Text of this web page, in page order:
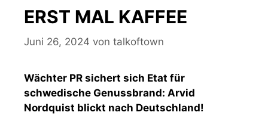
ERST MAL KAFFEE
Juni 26, 2024 von talkoftown
Wächter PR sichert sich Etat für
schwedische Genussbrand: Arvid
Nordquist blickt nach Deutschland!